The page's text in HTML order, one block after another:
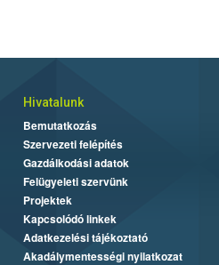
Hivatalunk
Bemutatkozás
Szervezeti felépítés
Gazdálkodási adatok
Felügyeleti szervünk
Projektek
Kapcsolódó linkek
Adatkezelési tájékoztató
Akadálymentességi nyilatkozat